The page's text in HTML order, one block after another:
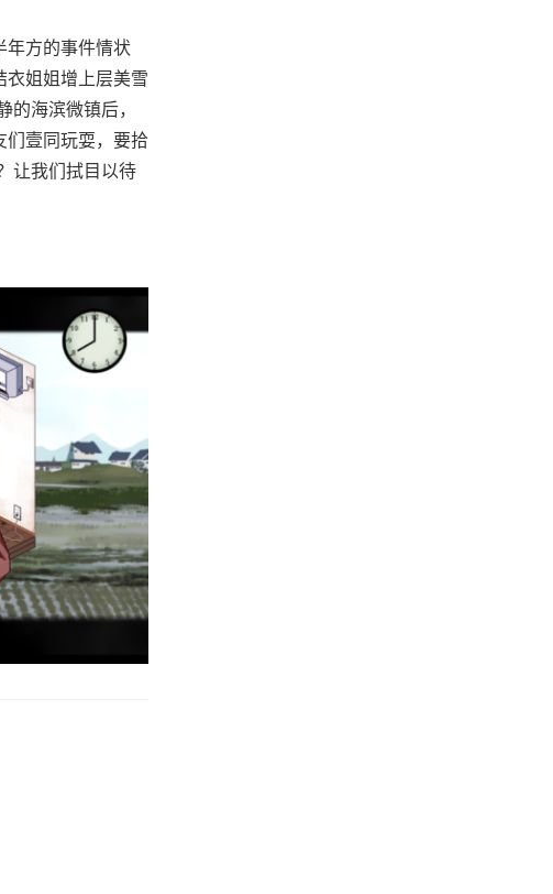
年方的事件情状
衣姐姐增上层美雪
海滨微镇后，
们壹同玩耍，要拾
让我们拭目以待